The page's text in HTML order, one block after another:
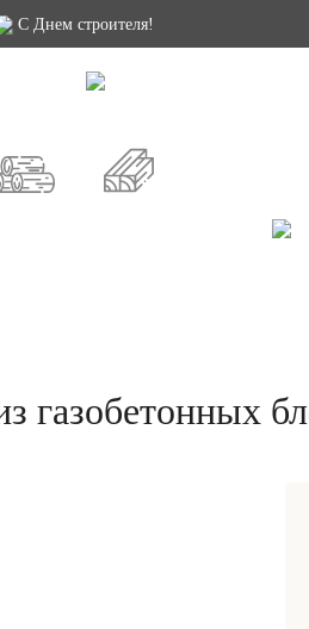
С Днем строителя!
газобетонных